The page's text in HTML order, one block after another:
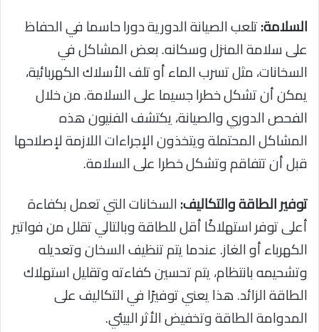
السلامة:تلعب الصيانة الدورية دورا حاسما في الحفاظ
على سلامة المنزل وسكانه. بعض المشاكل في
السخانات، مثل تسرب الماء أو تلف الأسلاك الكهربائية،
يمكن أن تشكل خطرا جسيما على السلامة. من خلال
الفحص الدوري والصيانة، يكتشف الفنيون هذه
المشاكل المحتملة ويتخذون الإجراءات اللازمة لإصلاحها
قبل أن تتفاقم وتشكل خطرا على السلامة.
توفير الطاقة والتكاليف:السخانات التي تعمل بكفاءة
أعلى توفر استهلاكًا أقل للطاقة وبالتالي تقلل من فواتير
الكهرباء أو الغاز. عندما يتم تنظيف السخان وتعديله
وتشحيمه بانتظام، يتم تحسين كفاءته وتقليل استهلاك
الطاقة الزائد. هذا يعني توفيرًا في التكاليف على
المدوامة الطاقة وتخفيض الأثر البيئي.